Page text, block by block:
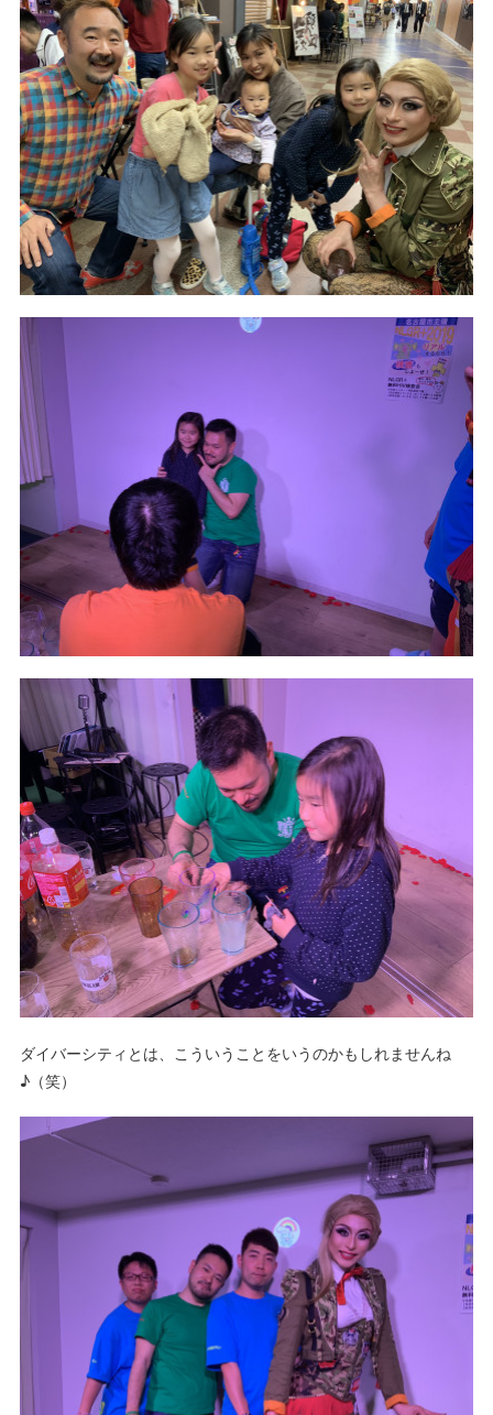
ダイバーシティとは、こういうことをいうのかもしれませんね
♪（笑）